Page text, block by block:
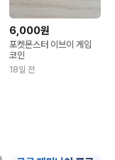
6,000원
포켓몬스터 이브이 게임
코인
18일 전